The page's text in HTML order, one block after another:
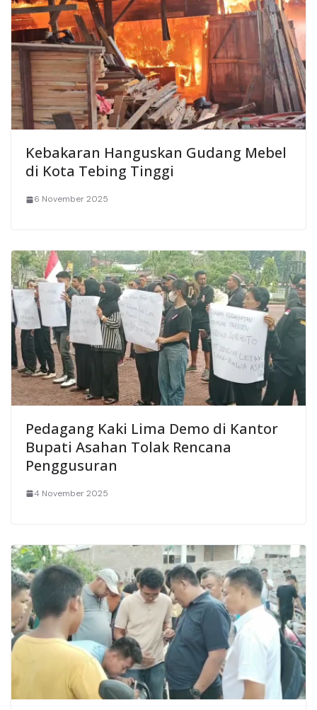
Kebakaran Hanguskan Gudang Mebel
di Kota Tebing Tinggi
6 November 2025
Pedagang Kaki Lima Demo di Kantor
Bupati Asahan Tolak Rencana
Penggusuran
4 November 2025